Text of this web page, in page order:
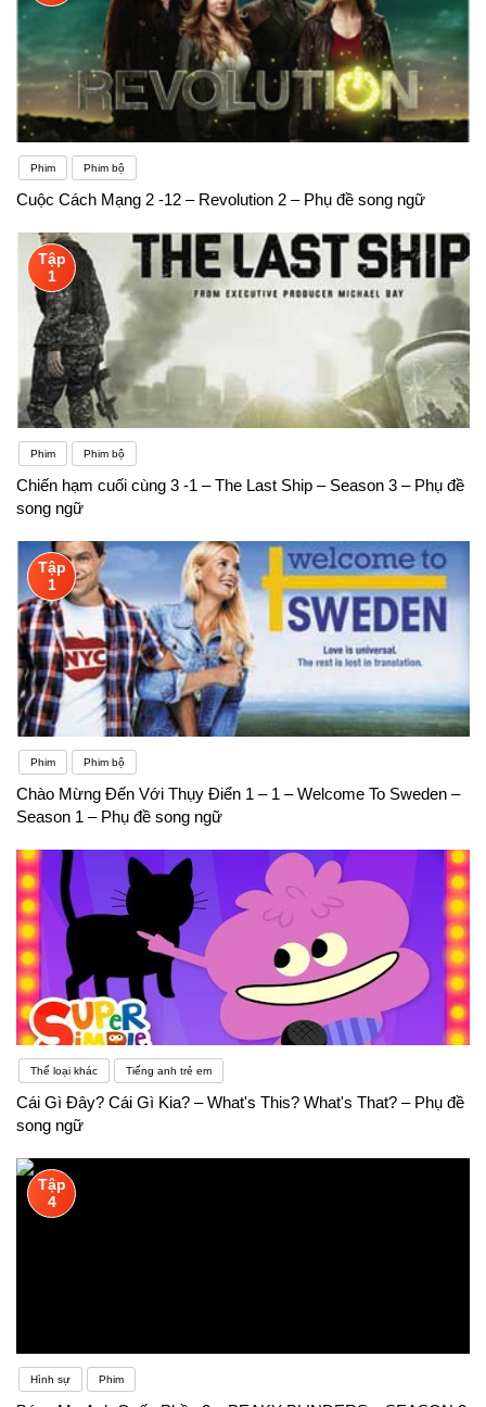
Phim Phim bộ
Cuộc Cách Mạng 2 -12 – Revolution 2 – Phụ đề song ngữ
Tập
1
Phim Phim bộ
Chiến hạm cuối cùng 3 -1 – The Last Ship – Season 3 – Phụ đề
song ngữ
Tập
1
Phim Phim bộ
Chào Mừng Đến Với Thụy Điển 1 – 1 – Welcome To Sweden –
Season 1 – Phụ đề song ngữ
Thể loại khác Tiếng anh trẻ em
Cái Gì Đây? Cái Gì Kia? – What's This? What's That? – Phụ đề
song ngữ
Tập
4
Hình sự Phim